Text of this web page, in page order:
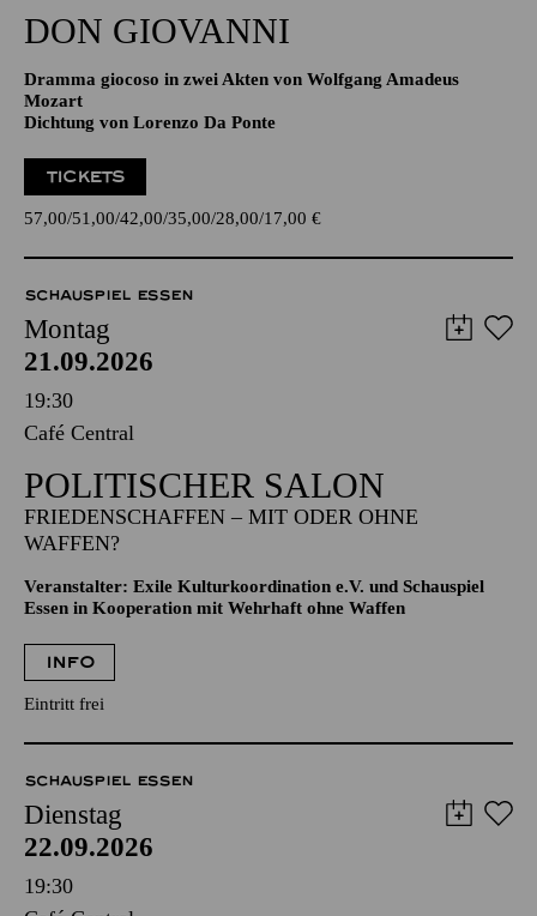
DON GIO­VANNI
Dramma giocoso in zwei Akten von Wolfgang Amadeus
Mozart
Dichtung von Lorenzo Da Ponte
TICKETS
57,00 51,00 42,00 35,00 28,00 17,00 €
SCHAUSPIEL ESSEN
Montag
21.09.2026
19:30
Café Central
POLITISCHER SALON
FRIEDENSCHAFFEN – MIT ODER OHNE
WAFFEN?
Veranstalter: Exile Kulturkoordination e.V. und Schauspiel
Essen in Kooperation mit Wehrhaft ohne Waffen
INFO
Eintritt frei
SCHAUSPIEL ESSEN
Dienstag
22.09.2026
19:30